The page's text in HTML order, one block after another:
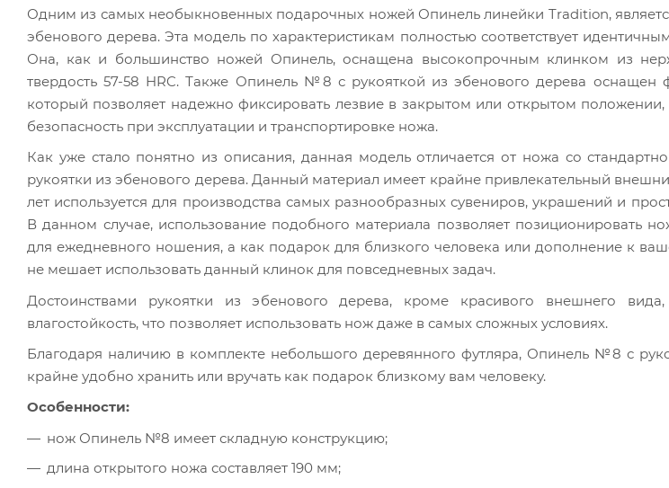
Одним из самых необыкновенных подарочных ножей Опинель линейки Tradition,
эбенового дерева. Эта модель по характеристикам полностью соответствует
Она, как и большинство ножей Опинель, оснащена высокопрочным клинком из
твердость 57-58 HRC. Также Опинель №8 с рукояткой из эбенового дерева
который позволяет надежно фиксировать лезвие в закрытом или открытом
безопасность при эксплуатации и транспортировке ножа.
Как уже стало понятно из описания, данная модель отличается от ножа со
рукоятки из эбенового дерева. Данный материал имеет крайне привлекательный
лет используется для производства самых разнообразных сувениров, украшений и
В данном случае, использование подобного материала позволяет позиционировать
для ежедневного ношения, а как подарок для близкого человека или дополнение к
не мешает использовать данный клинок для повседневных задач.
Достоинствами рукоятки из эбенового дерева, кроме красивого внешнего
влагостойкость, что позволяет использовать нож даже в самых сложных условиях.
Благодаря наличию в комплекте небольшого деревянного футляра, Опинель №8 с
крайне удобно хранить или вручать как подарок близкому вам человеку.
Особенности:
нож Опинель №8 имеет складную конструкцию;
длина открытого ножа составляет 190 мм;